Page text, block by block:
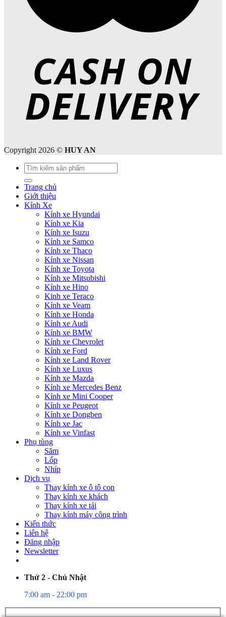
Copyright 2026 © HUY AN
Tìm
kiếm:
Trang chủ
Giới thiệu
Kính Xe
Kính xe Hyundai
Kính xe Kia
Kính xe Isuzu
Kính xe Samco
Kính xe Thaco
Kính xe Nissan
Kính xe Toyota
Kính xe Mitsubishi
Kính xe Hino
Kinh xe Teraco
Kính xe Veam
Kính xe Honda
Kính xe Audi
Kính xe BMW
Kính xe Chevrolet
Kính xe Ford
Kính xe Land Rover
Kính xe Luxus
Kính xe Mazda
Kính xe Mercedes Benz
Kính xe Mini Cooper
Kính xe Peugeot
Kính xe Dongben
Kính xe Jac
Kính xe Vinfast
Phụ tùng
Săm
Lốp
Nhíp
Dịch vụ
Thay kính xe ô tô con
Thay kính xe khách
Thay kính xe tải
Thay kính máy công trình
Kiến thức
Liên hệ
Đăng nhập
Newsletter
Thứ 2 - Chủ Nhật
7:00 am - 22:00 pm